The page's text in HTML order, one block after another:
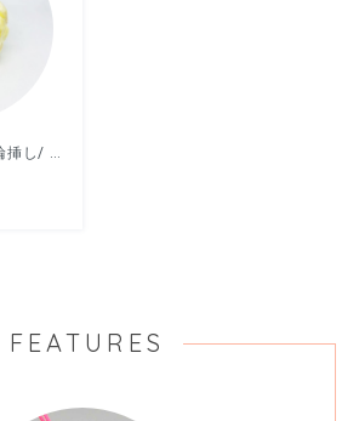
いぬメロンパンの一輪挿し/ すずきたまみ / 陶芸作品
FEATURES